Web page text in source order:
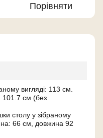
Порівняти
вигляді: 113 см.
101.7 см (без
столу у зібраному
66 см, довжина 92